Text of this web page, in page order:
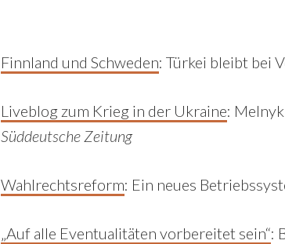
Finnland und Schweden: Türkei bleibt bei
Liveblog zum Krieg in der Ukraine:
Süddeutsche Zeitung
Wahlrechtsreform: Ein neues
„Auf alle Eventualitäten vorbereitet sein“: